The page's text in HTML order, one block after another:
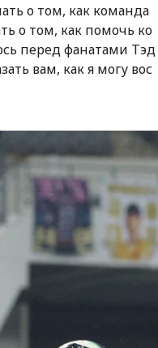
о том, как команда
о том, как помочь ко
перед фанатами Тэд
вам, как я могу вос